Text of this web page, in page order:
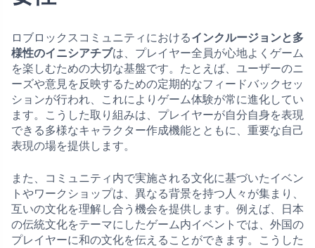
ロブロックスコミュニティにおけるインクルージョンと多
様性のイニシアチブは、プレイヤー全員が心地よくゲーム
を楽しむための大切な基盤です。たとえば、ユーザーのニ
ーズや意見を反映するための定期的なフィードバックセッ
ションが行われ、これによりゲーム体験が常に進化してい
ます。こうした取り組みは、プレイヤーが自分自身を表現
できる多様なキャラクター作成機能とともに、重要な自己
表現の場を提供します。
また、コミュニティ内で実施される文化に基づいたイベン
トやワークショップは、異なる背景を持つ人々が集まり、
互いの文化を理解し合う機会を提供します。例えば、日本
の伝統文化をテーマにしたゲーム内イベントでは、外国の
プレイヤーに和の文化を伝えることができます。こうした